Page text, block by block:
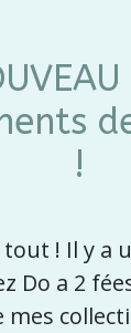
!
tout ! Il y a
Do a 2
mes